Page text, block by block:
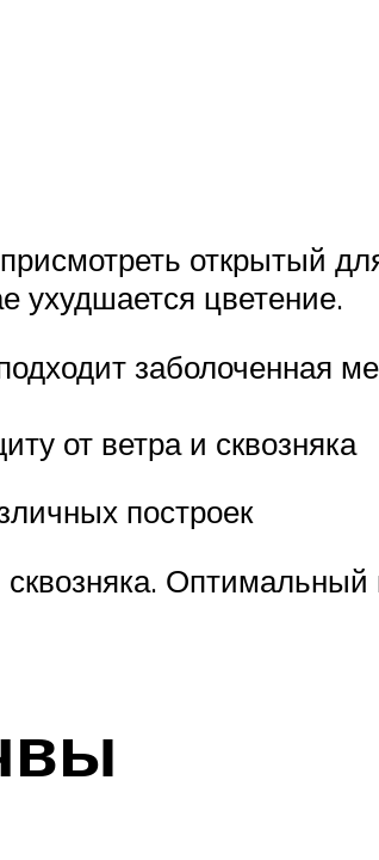
открытый
ухудшается цветение.
заболоченная
от ветра и сквозняка
построек
Оптимальный